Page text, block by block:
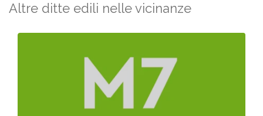
Altre ditte edili nelle vicinanze